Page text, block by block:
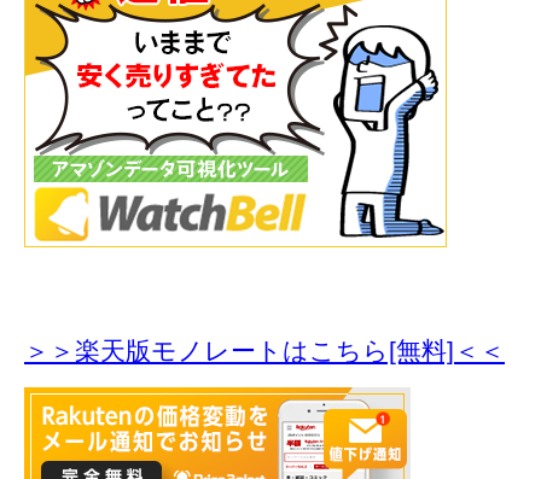
＞＞楽天版モノレートはこちら[無料]＜＜